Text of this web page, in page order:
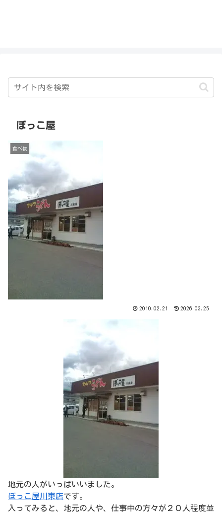
ぼっこ屋
食べ物
2010.02.21 2026.03.25
地元の人がいっぱいいました。
ぼっこ屋川東店です。
入ってみると、地元の人や、仕事中の方々が２０人程度並